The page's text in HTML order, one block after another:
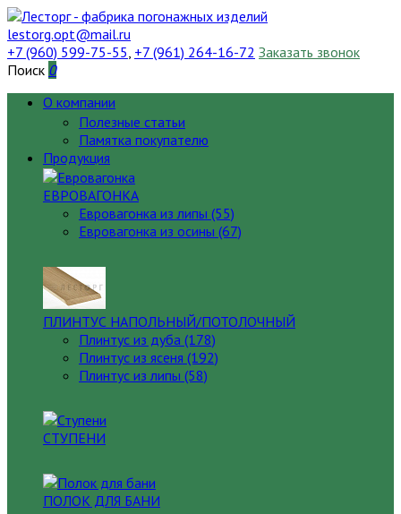
lestorg.opt@mail.ru
+7 (960) 599-75-55, +7 (961) 264-16-72 Заказать звонок
Поиск 0
О компании
Полезные статьи
Памятка покупателю
Продукция
ЕВРОВАГОНКА
Евровагонка из липы (55)
Евровагонка из осины (67)
ПЛИНТУС НАПОЛЬНЫЙ/ПОТОЛОЧНЫЙ
Плинтус из дуба (178)
Плинтус из ясеня (192)
Плинтус из липы (58)
СТУПЕНИ
ПОЛОК ДЛЯ БАНИ